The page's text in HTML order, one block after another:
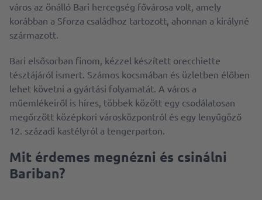
város az önálló Bari hercegség fővárosa volt, amely
korábban a Sforza családhoz tartozott, ahonnan a királyné
származott.
Bari elsősorban finom, kézzel készített orecchiette
tésztájáról ismert. Számos kocsmában és üzletben élőben
lehet követni a gyártási folyamatát. A város a
műemlékeiről is híres, többek között egy csodálatosan
megőrzött középkori városközpontról és egy lenyűgöző
12. századi kastélyról a tengerparton.
Mit érdemes megnézni és csinálni
Bariban?